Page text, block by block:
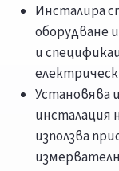
Инсталира
оборудване
и
Установява
инсталация
използва